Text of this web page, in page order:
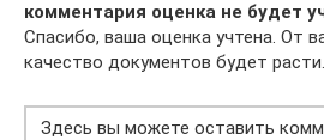
комментария оценка не будет
Спасибо, ваша оценка учтена. От
качество документов будет расти.
Здесь вы можете оставить